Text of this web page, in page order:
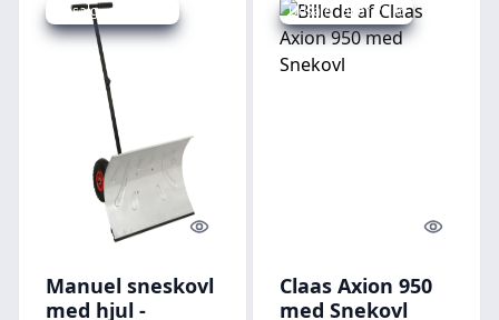
Udsalg - spar 18 %
Quick look
Manuel sneskovl
med hjul -
Udsalg - spar 29 %
Quick
Claas Axion 950
med Snekovl